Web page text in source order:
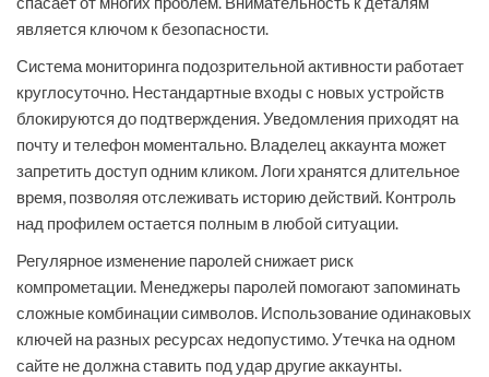
является ключом к безопасности.
Система мониторинга подозрительной активности работает
круглосуточно. Нестандартные входы с новых устройств
блокируются до подтверждения. Уведомления приходят на
почту и телефон моментально. Владелец аккаунта может
запретить доступ одним кликом. Логи хранятся длительное
время, позволяя отслеживать историю действий. Контроль
над профилем остается полным в любой ситуации.
Регулярное изменение паролей снижает риск
компрометации. Менеджеры паролей помогают запоминать
сложные комбинации символов. Использование одинаковых
ключей на разных ресурсах недопустимо. Утечка на одном
сайте не должна ставить под удар другие аккаунты.